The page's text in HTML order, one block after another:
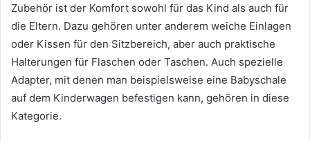
Zubehör ist der Komfort sowohl für das Kind als auch für
die Eltern. Dazu gehören unter anderem weiche Einlagen
oder Kissen für den Sitzbereich, aber auch praktische
Halterungen für Flaschen oder Taschen. Auch spezielle
Adapter, mit denen man beispielsweise eine Babyschale
auf dem Kinderwagen befestigen kann, gehören in diese
Kategorie.